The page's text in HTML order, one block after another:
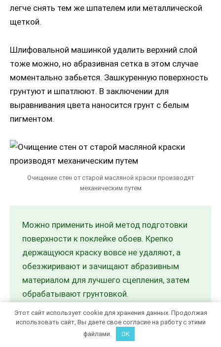
легче снять тем же шпателем или металлической
щеткой.
Шлифовальной машинкой удалить верхний слой
тоже можно, но абразивная сетка в этом случае
моментально забьется. Зашкуренную поверхность
грунтуют и шпатлюют. В заключении для
выравнивания цвета наносится грунт с белым
пигментом.
Очищение стен от старой масляной краски производят
механическим путем
Можно применить иной метод подготовки
поверхности к поклейке обоев. Крепко
держащуюся краску вовсе не удаляют, а
обезжиривают и зачищают абразивным
материалом для лучшего сцепления, затем
обрабатывают грунтовкой.
Этот сайт использует cookie для хранения данных. Продолжая
использовать сайт, Вы даете свое согласие на работу с этими
файлами.
OK